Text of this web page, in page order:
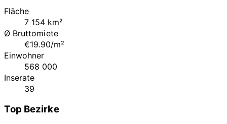
Fläche
7 154 km²
Ø Bruttomiete
€19.90/m²
Einwohner
568 000
Inserate
39
Top Bezirke